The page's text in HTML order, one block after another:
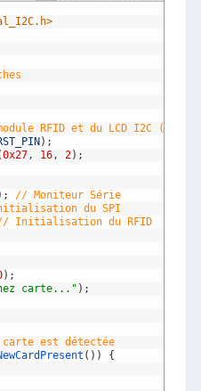
RFID et du LCD I2C
) ;
0x27 , 16 , 2) ;
;
// Moniteur Série
du SPI
Initialisation du RFID
) ;
carte..." ) ;
est détectée
( ) )
{